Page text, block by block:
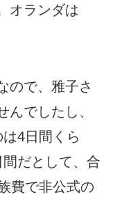
オランダは
ので、雅子さ
んでしたし、
4日間くら
だとして、合
費で非公式の